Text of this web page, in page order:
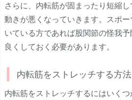
さらに、内転筋が固まったり短縮
動きが悪くなっていきます。スポ
いている方であれば股関節の怪我
良くしておく必要があります。
内転筋をストレッチする方法
内転筋をストレッチするにはいく